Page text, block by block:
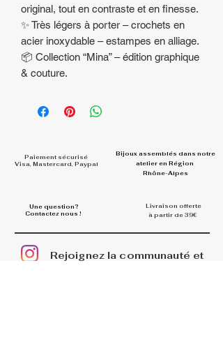
original, tout en contraste et en finesse.
✨ Très légers à porter – crochets en
acier inoxydable – estampes en alliage.
📦 Collection “Mina” – édition graphique
& couture.
Paiement sécurisé
Visa, Mastercard, Paypal
Bijoux assemblés dans notre
atelier en Région
Rhône-Alpes
Une question?
Contactez nous !
Livraison offerte
à partir de 39€
Rejoignez la communauté et